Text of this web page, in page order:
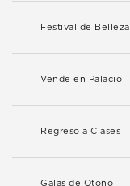
Festival de Belleza
Vende en Palacio
Regreso a Clases
Galas de Otoño